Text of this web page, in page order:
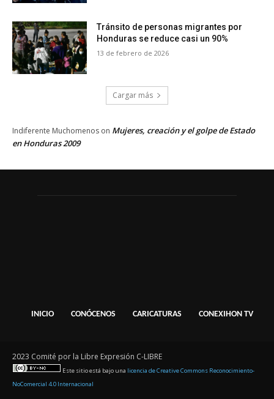
Tránsito de personas migrantes por
Honduras se reduce casi un 90%
13 de febrero de 2026
Cargar más
Indiferente Muchomenos on Mujeres, creación y el golpe de Estado
en Honduras 2009
INICIO CONÓCENOS CARICATURAS CONEXIHON TV
2023 Comité por la Libre Expresión C-LIBRE
Este sitio está bajo una licencia de Creative Commons Reconocimiento-
NoComercial 4.0 Internacional